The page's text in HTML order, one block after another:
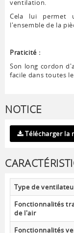
ventilation.
Cela lui permet
l'ensemble de la
Praticité :
Son long cordon
facile dans toutes
NOTICE
Télécharger la
Type de
Fonctionnalités
de l'air
Fonctionnalités